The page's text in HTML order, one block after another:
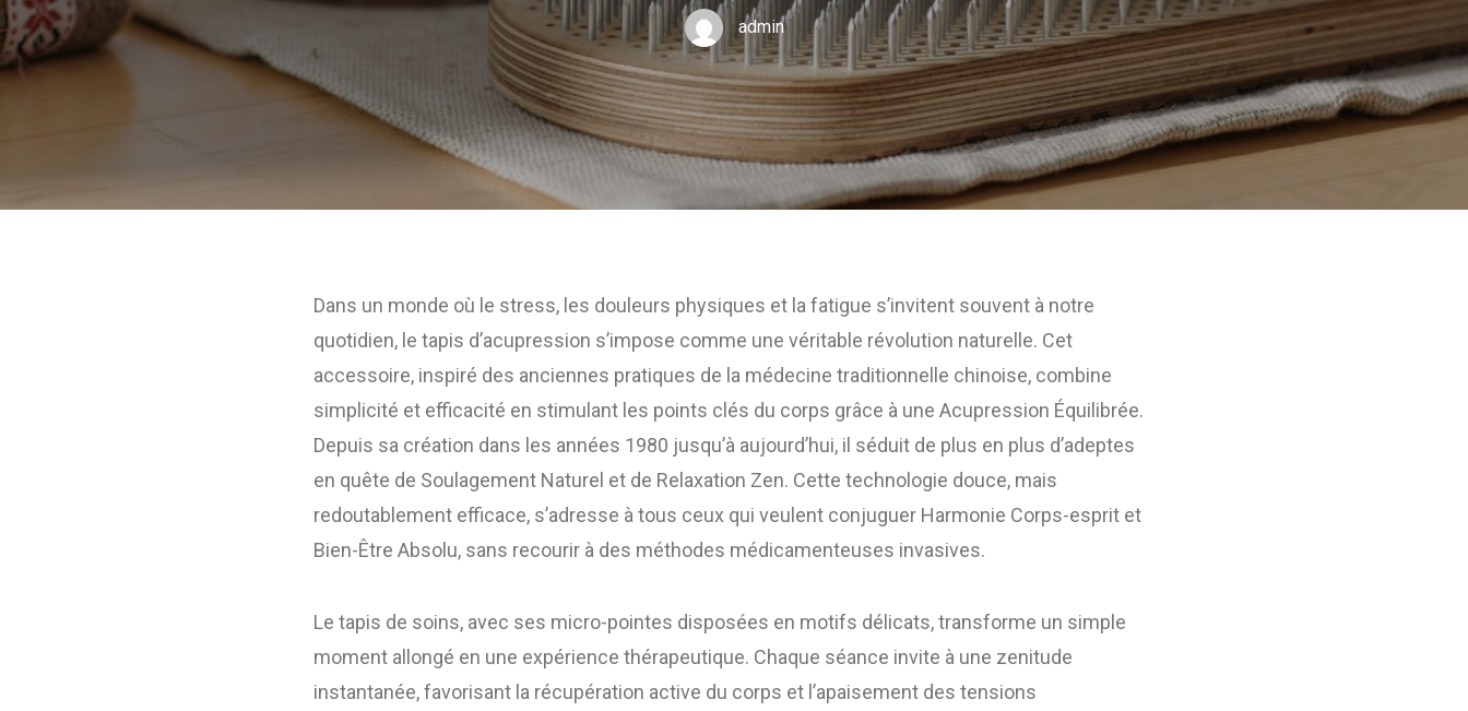
admin
Dans un monde où le stress, les douleurs physiques et la fatigue s’invitent souvent à notre
quotidien, le tapis d’acupression s’impose comme une véritable révolution naturelle. Cet
accessoire, inspiré des anciennes pratiques de la médecine traditionnelle chinoise, combine
simplicité et efficacité en stimulant les points clés du corps grâce à une Acupression Équilibrée.
Depuis sa création dans les années 1980 jusqu’à aujourd’hui, il séduit de plus en plus d’adeptes
en quête de Soulagement Naturel et de Relaxation Zen. Cette technologie douce, mais
redoutablement efficace, s’adresse à tous ceux qui veulent conjuguer Harmonie Corps-esprit et
Bien-Être Absolu, sans recourir à des méthodes médicamenteuses invasives.
Le tapis de soins, avec ses micro-pointes disposées en motifs délicats, transforme un simple
moment allongé en une expérience thérapeutique. Chaque séance invite à une zenitude
instantanée, favorisant la récupération active du corps et l’apaisement des tensions